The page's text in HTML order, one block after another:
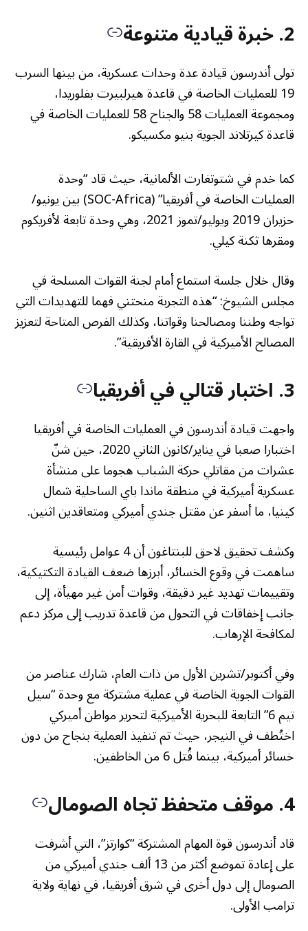
2. خبرة قيادية متنوعة
تولى أندرسون قيادة عدة وحدات عسكرية، من بينها السرب
19 للعمليات الخاصة في قاعدة هيرلبيرت بفلوريدا،
ومجموعة العمليات 58 والجناح 58 للعمليات الخاصة في
قاعدة كيرتلاند الجوية بنيو مكسيكو.
كما خدم في شتوتغارت الألمانية، حيث قاد “وحدة
العمليات الخاصة في أفريقيا” (SOC-Africa) بين يونيو/
حزيران 2019 ويوليو/تموز 2021، وهي وحدة تابعة لأفريكوم
ومقرها ثكنة كيلي.
وقال خلال جلسة استماع أمام لجنة القوات المسلحة في
مجلس الشيوخ: “هذه التجربة منحتني فهما للتهديدات التي
تواجه وطننا ومصالحنا وقواتنا، وكذلك الفرص المتاحة لتعزيز
المصالح الأميركية في القارة الأفريقية”.
3. اختبار قتالي في أفريقيا
واجهت قيادة أندرسون في العمليات الخاصة في أفريقيا
اختبارا صعبا في يناير/كانون الثاني 2020، حين شنّ
عشرات من مقاتلي حركة الشباب هجوما على منشأة
عسكرية أميركية في منطقة ماندا باي الساحلية شمال
كينيا، ما أسفر عن مقتل جندي أميركي ومتعاقدين اثنين.
وكشف تحقيق لاحق للبنتاغون أن 4 عوامل رئيسية
ساهمت في وقوع الخسائر، أبرزها ضعف القيادة التكتيكية،
وتقييمات تهديد غير دقيقة، وقوات أمن غير مهيأة، إلى
جانب إخفاقات في التحول من قاعدة تدريب إلى مركز دعم
لمكافحة الإرهاب.
وفي أكتوبر/تشرين الأول من ذات العام، شارك عناصر من
القوات الجوية الخاصة في عملية مشتركة مع وحدة “سيل
تيم 6” التابعة للبحرية الأميركية لتحرير مواطن أميركي
اختُطف في النيجر، حيث تم تنفيذ العملية بنجاح من دون
خسائر أميركية، بينما قُتل 6 من الخاطفين.
4. موقف متحفظ تجاه الصومال
قاد أندرسون قوة المهام المشتركة “كوارتز”، التي أشرفت
على إعادة تموضع أكثر من 13 ألف جندي أميركي من
الصومال إلى دول أخرى في شرق أفريقيا، في نهاية ولاية
ترامب الأولى.